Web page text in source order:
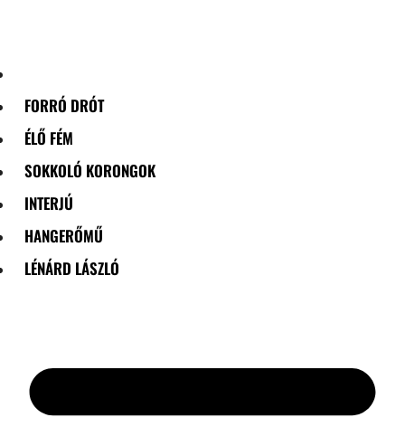
FORRÓ DRÓT
ÉLŐ FÉM
SOKKOLÓ KORONGOK
INTERJÚ
HANGERŐMŰ
LÉNÁRD LÁSZLÓ